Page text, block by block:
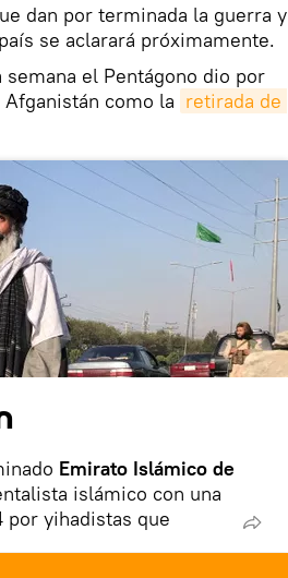
dan por terminada la guerra y
se aclarará próximamente.
semana el Pentágono dio por
como la retirada de
Emirato Islámico de
islámico con una
por yihadistas que